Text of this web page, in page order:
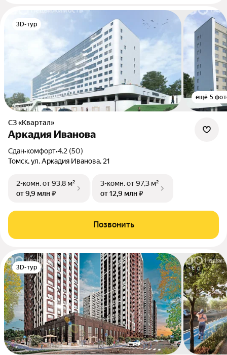
3D-тур
ещё 5
СЗ «Квартал»
Аркадия Иванова
Сдан•комфорт•4.2 (50)
Томск, ул. Аркадия Иванова, 21
2-комн.от 93,8 м²
от 9,9 млн ₽
3-комн.от 97,3 м²
от 12,9 млн ₽
Позвонить
3D-тур